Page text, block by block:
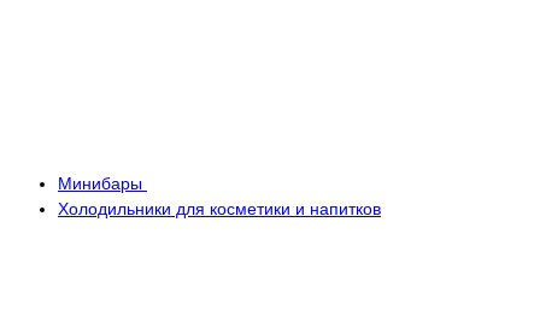
Минибары
Холодильники для косметики и напитков